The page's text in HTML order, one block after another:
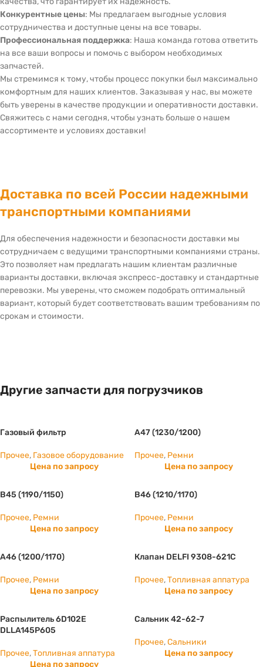
Конкурентные цены: Мы предлагаем выгодные условия
сотрудничества и доступные цены на все товары.
Профессиональная поддержка: Наша команда готова ответить
на все ваши вопросы и помочь с выбором необходимых
запчастей.
Мы стремимся к тому, чтобы процесс покупки был максимально
комфортным для наших клиентов. Заказывая у нас, вы можете
быть уверены в качестве продукции и оперативности доставки.
Свяжитесь с нами сегодня, чтобы узнать больше о нашем
ассортименте и условиях доставки!
Доставка по всей России надежными
транспортными компаниями
Для обеспечения надежности и безопасности доставки мы
сотрудничаем с ведущими транспортными компаниями страны.
Это позволяет нам предлагать нашим клиентам различные
варианты доставки, включая экспресс-доставку и стандартные
перевозки. Мы уверены, что сможем подобрать оптимальный
вариант, который будет соответствовать вашим требованиям по
срокам и стоимости.
Другие запчасти для погрузчиков
Газовый фильтр
Прочее, Газовое оборудование
Цена по запросу
А47 (1230/1200)
Прочее, Ремни
Цена по запросу
B45 (1190/1150)
Прочее, Ремни
Цена по запросу
B46 (1210/1170)
Прочее, Ремни
Цена по запросу
А46 (1200/1170)
Прочее, Ремни
Цена по запросу
Клапан DELFI 9308-621C
Прочее,Топливная аппатура
Цена по запросу
Распылитель 6D102E
DLLA145P605
Прочее,Топливная аппатура
Цена по запросу
Сальник 42-62-7
Прочее,Сальники
Цена по запросу